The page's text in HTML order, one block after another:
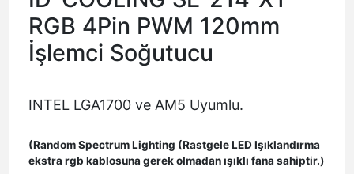
RGB 4Pin PWM 120mm
İşlemci Soğutucu
INTEL LGA1700 ve AM5 Uyumlu.
(Random Spectrum Lighting (Rastgele LED Işıklandırma
ekstra rgb kablosuna gerek olmadan ışıklı fana sahiptir.)